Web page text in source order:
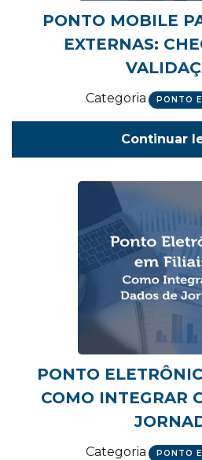
PONTO MOBILE
EXTERNAS:
Categoria PONTO
Continuar
PONTO
COMO INTEGRAR
Categoria PONTO